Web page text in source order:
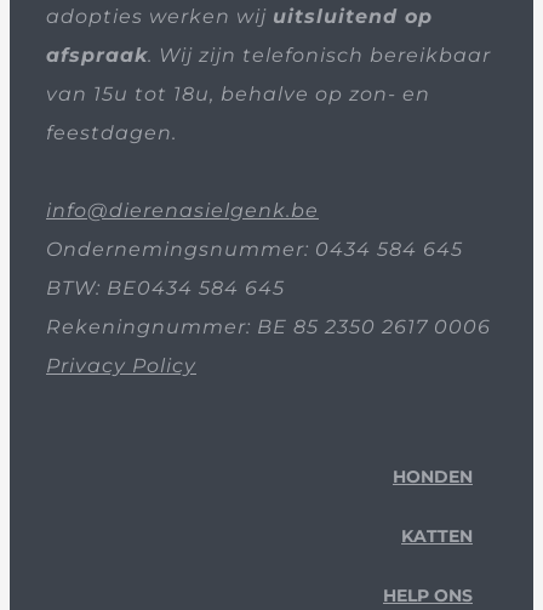
adopties werken wij uitsluitend op
afspraak. Wij zijn telefonisch bereikbaar
van 15u tot 18u, behalve op zon- en
feestdagen.
info@dierenasielgenk.be
Ondernemingsnummer: 0434 584 645
BTW: BE0434 584 645
Rekeningnummer: BE 85 2350 2617 0006
Privacy Policy
HONDEN
KATTEN
HELP ONS